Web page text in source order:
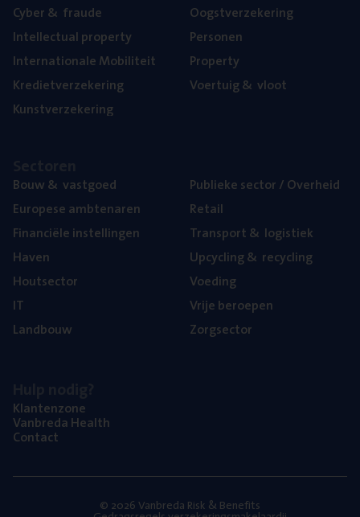
Cyber& fraude
Intel­lec­tu­al property
Inter­na­ti­o­na­le Mobiliteit
Kre­diet­ver­ze­ke­ring
Kunst­ver­ze­ke­ring
Oogst­ver­ze­ke­ring
Per­so­nen
Pro­per­ty
Voer­tuig& vloot
Bouw& vastgoed
Euro­pe­se ambtenaren
Finan­ci­ë­le instellingen
Haven
Hout­sec­tor
IT
Land­bouw
Publie­ke sec­tor / Overheid
Retail
Trans­port& logistiek
Upcy­cling& recycling
Voe­ding
Vrije beroe­pen
Zorg­sec­tor
Klan­ten­zo­ne
Van­b­re­da Health
Con­tact
© 2026 Vanbreda Risk & Benefits